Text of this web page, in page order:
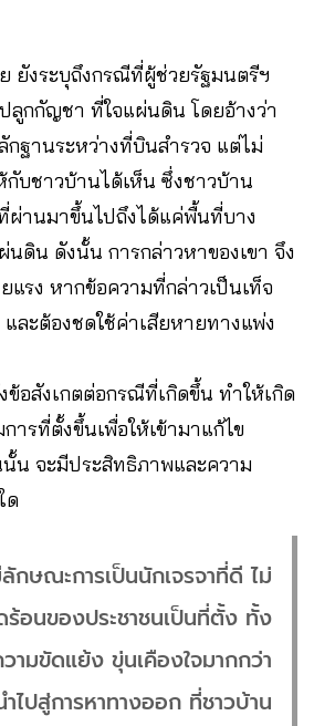
ยังระบุถึงกรณีที่ผู้ช่วยรัฐมนตรีฯ
ลูกกัญชา ที่ใจแผ่นดิน โดยอ้างว่า
ฐานระหว่างที่บินสำรวจ แต่ไม่
บชาวบ้านได้เห็น ซึ่งชาวบ้าน
ผ่านมาขึ้นไปถึงได้แค่พื้นที่บาง
ดิน ดังนั้น การกล่าวหาของเขา จึง
แรง หากข้อความที่กล่าวเป็นเท็จ
ละต้องชดใช้ค่าเสียหายทางแพ่ง
ข้อสังเกตต่อกรณีที่เกิดขึ้น ทำให้เกิด
ารที่ตั้งขึ้นเพื่อให้เข้ามาแก้ไข
น จะมีประสิทธิภาพและความ
ด
กษณะการเป็นนักเจรจาที่ดี ไม่
ร้อนของประชาชนเป็นที่ตั้ง ทั้ง
ามขัดแย้ง ขุ่นเคืองใจมากกว่า
ไปสู่การหาทางออก ที่ชาวบ้าน